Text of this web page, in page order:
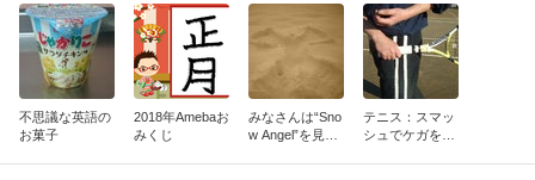
不思議な英語の
お菓子
2018年Amebaお
みくじ
みなさんは“Sno
w Angel”を見た
テニス：スマッ
シュでケガをし